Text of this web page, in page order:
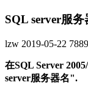
SQL server服
lzw 2019-05-22 7889
在SQL Server
server服务器名".